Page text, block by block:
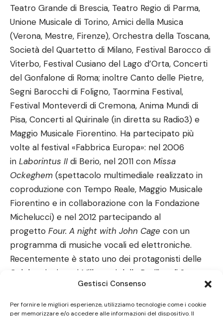
Gestisci Consenso
Per fornire le migliori esperienze, utilizziamo tecnologie come i cookie
per memorizzare e/o accedere alle informazioni del dispositivo. Il
Teatro Grande di Brescia, Teatro Regio di Parma,
Unione Musicale di Torino, Amici della Musica
(Verona, Mestre, Firenze), Orchestra della Toscana,
Società del Quartetto di Milano, Festival Barocco di
Viterbo, Festival Cusiano del Lago d’Orta, Concerti
del Gonfalone di Roma; inoltre Canto delle Pietre,
Segni Barocchi di Foligno, Taormina Festival,
Festival Monteverdi di Cremona, Anima Mundi di
Pisa, Concerti al Quirinale (in diretta su Radio3) e
Maggio Musicale Fiorentino. Ha partecipato più
volte al festival «Fabbrica Europa»: nel 2006
in Laborintus II di Berio, nel 2011 con Missa
Ockeghem (spettacolo multimediale realizzato in
coproduzione con Tempo Reale, Maggio Musicale
Fiorentino e in collaborazione con la Fondazione
Michelucci) e nel 2012 partecipando al
progetto Four. A night with John Cage con un
programma di musiche vocali ed elettroniche.
Recentemente è stato uno dei protagonisti delle
Celebrazioni per i Mille anni della Basilica di San
Miniato al Monte con due differenti programmi. Nel
2021 ha effettuato la prima registrazione mondiale